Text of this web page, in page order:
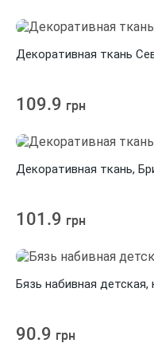
Декоративная ткань
109.9 грн
Декоративная ткань,
101.9 грн
Бязь набивная детская,
90.9 грн